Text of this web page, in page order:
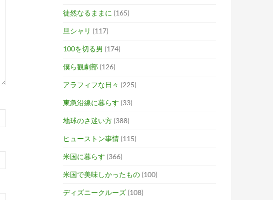
徒然なるままに (165)
旦シャリ (117)
100を切る男 (174)
僕ら観劇部 (126)
アラフィフな日々 (225)
東急沿線に暮らす (33)
地球のさ迷い方 (388)
ヒューストン事情 (115)
米国に暮らす (366)
米国で美味しかったもの (100)
ディズニークルーズ (108)